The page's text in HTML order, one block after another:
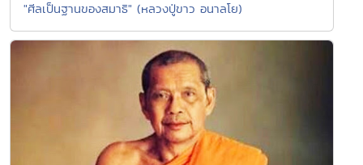
"ศีลเป็นฐานของสมาธิ" (หลวงปู่ขาว อนาลโย)